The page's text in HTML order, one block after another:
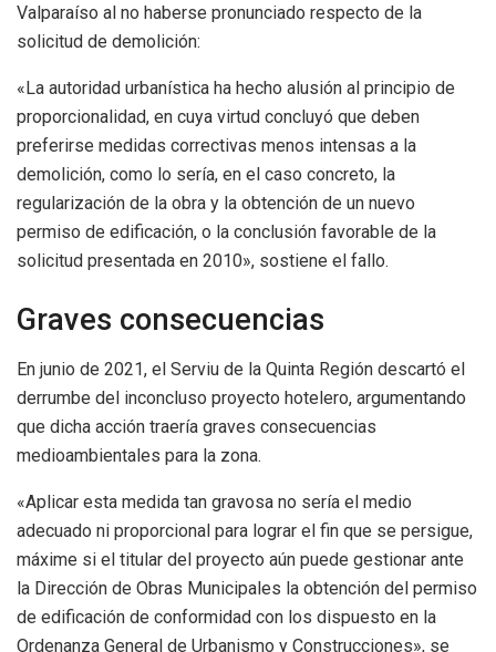
Valparaíso al no haberse pronunciado respecto de la
solicitud de demolición:
«La autoridad urbanística ha hecho alusión al principio de
proporcionalidad, en cuya virtud concluyó que deben
preferirse medidas correctivas menos intensas a la
demolición, como lo sería, en el caso concreto, la
regularización de la obra y la obtención de un nuevo
permiso de edificación, o la conclusión favorable de la
solicitud presentada en 2010», sostiene el fallo.
Graves consecuencias
En junio de 2021, el Serviu de la Quinta Región descartó el
derrumbe del inconcluso proyecto hotelero, argumentando
que dicha acción traería graves consecuencias
medioambientales para la zona.
«Aplicar esta medida tan gravosa no sería el medio
adecuado ni proporcional para lograr el fin que se persigue,
máxime si el titular del proyecto aún puede gestionar ante
la Dirección de Obras Municipales la obtención del permiso
de edificación de conformidad con los dispuesto en la
Ordenanza General de Urbanismo y Construcciones», se